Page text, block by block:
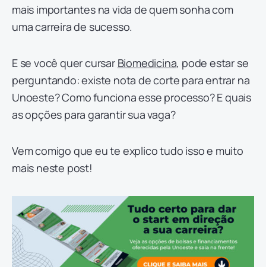
mais importantes na vida de quem sonha com
uma carreira de sucesso.
E se você quer cursar Biomedicina, pode estar se
perguntando: existe nota de corte para entrar na
Unoeste? Como funciona esse processo? E quais
as opções para garantir sua vaga?
Vem comigo que eu te explico tudo isso e muito
mais neste post!